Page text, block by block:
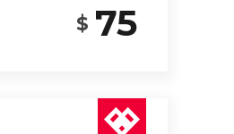
$ 75